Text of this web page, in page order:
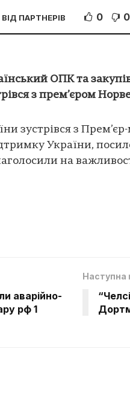
ПАРТНЕРІВ 0 0
ОПК та
з прем’єром
зустрівся з Прем’єр-
України,
на
аварійно-
рф 1
Наступна